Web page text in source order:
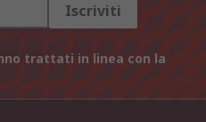
Iscriviti
trattati in linea con la